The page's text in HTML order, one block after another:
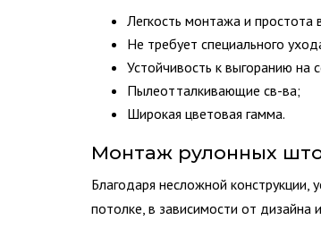
Легкость монтажа и простота
Не требует специального
Устойчивость к выгоранию на
Пылеотталкивающие св-ва;
Широкая цветовая гамма.
Монтаж рулонных
Благодаря несложной конструкции,
потолке, в зависимости от дизайна